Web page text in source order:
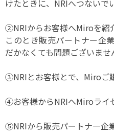
けたときに、NRIへつないで
②NRIからお客様へMiroを紹
このとき販売パートナー企
だかなくても問題ございませ
③NRIとお客様とで、Miroご
④お客様からNRIへMiroライ
⑤NRIから販売パートナ―企